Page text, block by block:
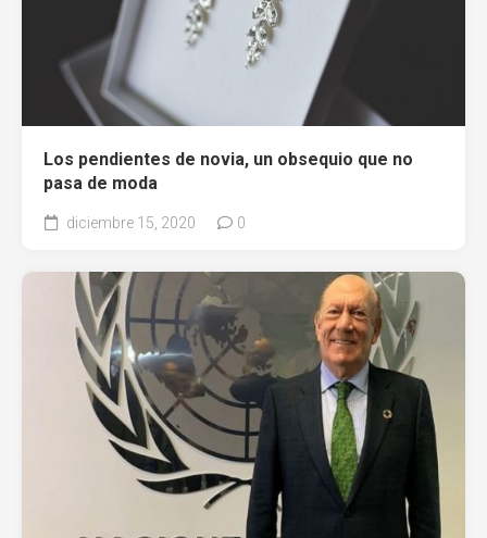
Los pendientes de novia, un obsequio que no
pasa de moda
diciembre 15, 2020 0